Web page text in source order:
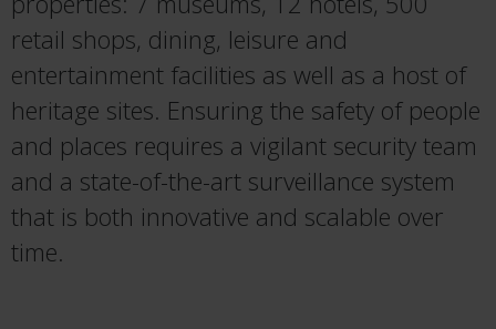
retail shops, dining, leisure and
entertainment facilities as well as a host of
heritage sites. Ensuring the safety of people
and places requires a vigilant security team
and a state-of-the-art surveillance system
that is both innovative and scalable over
time.